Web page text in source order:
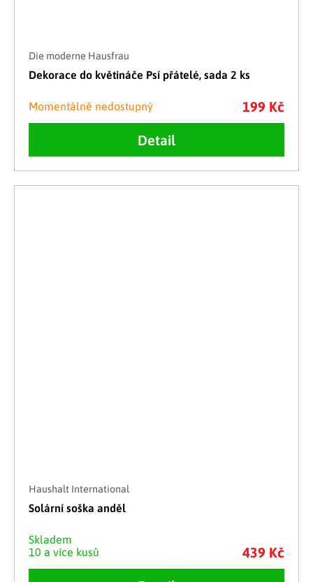
Die moderne Hausfrau
Dekorace do květináče Psí přátelé, sada 2 ks
Momentálně nedostupný 199 Kč
Detail
Haushalt International
Solární soška anděl
Skladem
10 a více kusů
439 Kč